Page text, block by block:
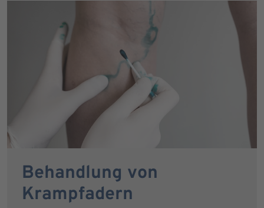
Behandlung von
Krampfadern